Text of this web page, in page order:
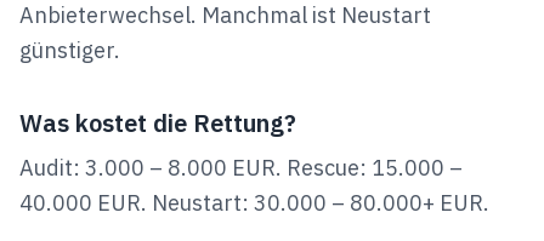
Anbieterwechsel. Manchmal ist Neustart
günstiger.
Was kostet die Rettung?
Audit: 3.000 – 8.000 EUR. Rescue: 15.000 –
40.000 EUR. Neustart: 30.000 – 80.000+ EUR.